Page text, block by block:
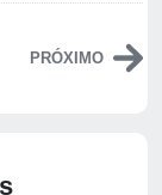
PRÓXIMO